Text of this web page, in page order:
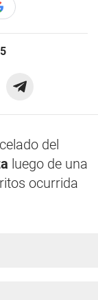
del
luego de una
ocurrida